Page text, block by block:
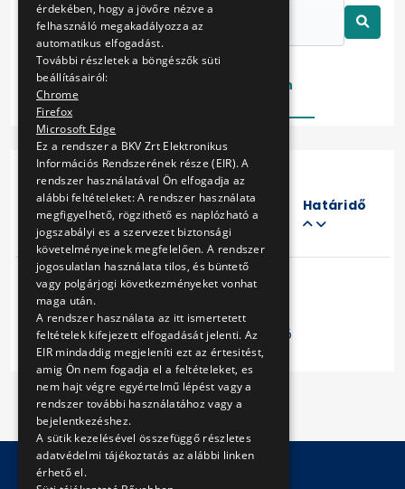
Folyamatban
Cím
Eljárás
száma
Határidő
Előző 1 Következő
érdekében, hogy a jövőre nézve a
felhasználó megakadályozza az
automatikus elfogadást.
További részletek a böngészők süti
beállításairól:
Chrome
Firefox
Microsoft Edge
Ez a rendszer a BKV Zrt Elektronikus
Információs Rendszerének része (EIR). A
rendszer használatával Ön elfogadja az
alábbi feltételeket: A rendszer használata
megfigyelhető, rögzithető es naplózható a
jogszabályi es a szervezet biztonsági
követelményeinek megfelelően. A rendszer
jogosulatlan használata tilos, és büntető
vagy polgárjogi következményeket vonhat
maga után.
A rendszer használata az itt ismertetett
feltételek kifejezett elfogadását jelenti. Az
EIR mindaddig megjeleníti ezt az értesitést,
amig Ön nem fogadja el a feltételeket, es
nem hajt végre egyértelmű lépést vagy a
rendszer további használatához vagy a
bejelentkezéshez.
A sütik kezelésével összefüggő részletes
adatvédelmi tájékoztatás az alábbi linken
érhető el.